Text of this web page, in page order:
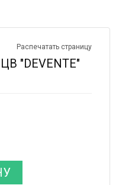
Распечатать страницу
"DEVENTE"